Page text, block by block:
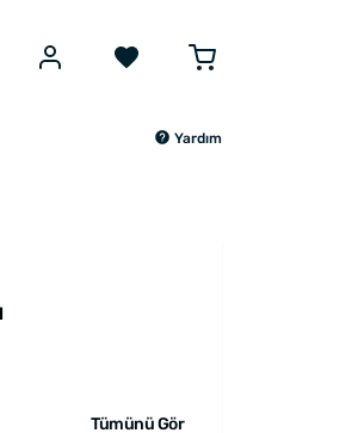
Yardım
Tümünü Gör